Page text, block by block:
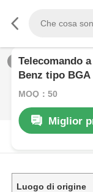
/0
Telecomando
Benz tipo BGA
MOQ：50
Miglior
DESCRIZIONE
Luogo di origine